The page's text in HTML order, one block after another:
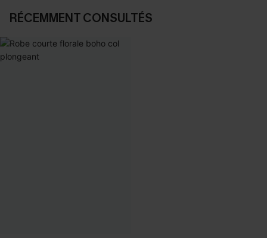
RÉCEMMENT CONSULTÉS